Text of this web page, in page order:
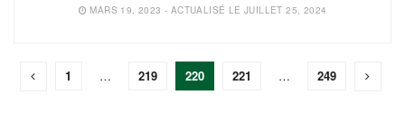
MARS 19, 2023 - ACTUALISÉ LE JUILLET 25, 2024
1 … 219 220 221 … 249